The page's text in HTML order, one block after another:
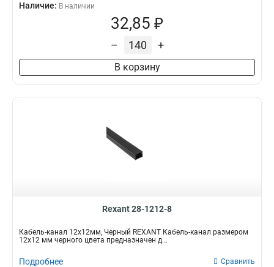
Наличие: В наличии
32,85 ₽
– +
В корзину
Rexant 28-1212-8
Кабель-канал 12х12мм, Черный REXANT Кабель-канал размером
12х12 мм черного цвета предназначен д...
Подробнее Сравнить